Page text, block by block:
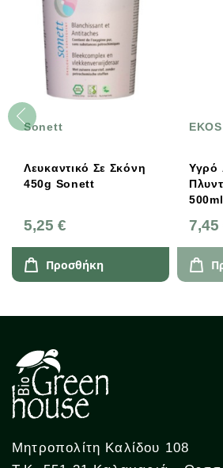
Sonett
Λευκαντικό Σε Σκόνη
450g Sonett
5,25 €
Προσθήκη
EKOS
Υγρό
7,45
Μητροπολίτη Καλίδου 108